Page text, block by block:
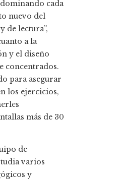
cada
nuevo del
de lectura”,
a la
y el diseño
concentrados.
para asegurar
los ejercicios,
más de 30
de
varios
y